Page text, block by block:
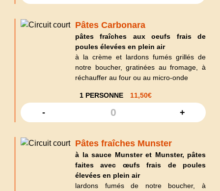
Pâtes Carbonara
pâtes fraîches aux oeufs frais de
poules élevées en plein air
à la crème et lardons fumés grillés de
notre boucher, gratinées au fromage, à
réchauffer au four ou au micro-onde
1 PERSONNE 11,50€
- +
Pâtes fraîches Munster
à la sauce Munster et Munster, pâtes
faites avec œufs frais de poules
élevées en plein air
lardons fumés de notre boucher, à